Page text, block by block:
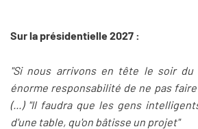
Sur la présidentielle 2027 :
"Si nous arrivons en tête le soir
énorme responsabilité de ne pas
(...) "Il faudra que les gens
d'une table, qu'on bâtisse un projet"